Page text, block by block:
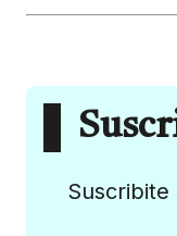
Suscribite